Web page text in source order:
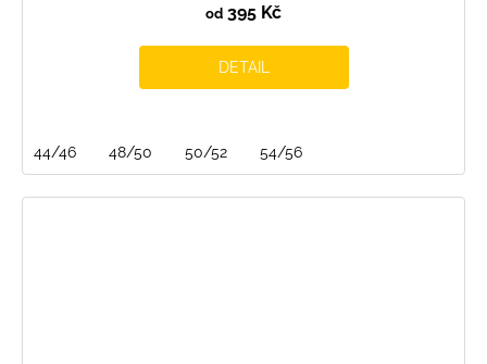
od 395 Kč
DETAIL
44/46 48/50 50/52 54/56